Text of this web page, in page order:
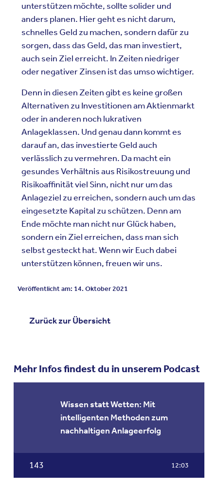
unterstützen möchte, sollte solider und
anders planen. Hier geht es nicht darum,
schnelles Geld zu machen, sondern dafür zu
sorgen, dass das Geld, das man investiert,
auch sein Ziel erreicht. In Zeiten niedriger
oder negativer Zinsen ist das umso wichtiger.
Denn in diesen Zeiten gibt es keine großen
Alternativen zu Investitionen am Aktienmarkt
oder in anderen noch lukrativen
Anlageklassen. Und genau dann kommt es
darauf an, das investierte Geld auch
verlässlich zu vermehren. Da macht ein
gesundes Verhältnis aus Risikostreuung und
Risikoaffinität viel Sinn, nicht nur um das
Anlageziel zu erreichen, sondern auch um das
eingesetzte Kapital zu schützen. Denn am
Ende möchte man nicht nur Glück haben,
sondern ein Ziel erreichen, dass man sich
selbst gesteckt hat. Wenn wir Euch dabei
unterstützen können, freuen wir uns.
Veröffentlicht am: 14. Oktober 2021
Zurück zur Übersicht
Mehr Infos findest du in unserem Podcast
Wissen statt Wetten: Mit
intelligenten Methoden zum
nachhaltigen Anlageerfolg
143 12:03